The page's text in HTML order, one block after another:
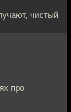
чистый
про